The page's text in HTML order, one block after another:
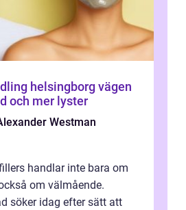
helsingborg vägen
och mer lyster
Westman
handlar inte bara om
om välmående.
söker idag efter sätt att